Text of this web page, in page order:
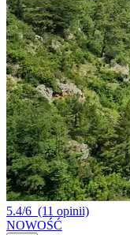
5.4/6 (11 opinii)
NOWOŚĆ